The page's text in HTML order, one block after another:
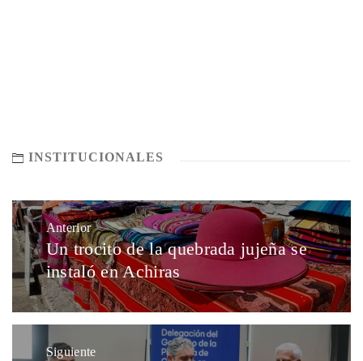
INSTITUCIONALES
Anterior
Un trocito de la quebrada jujeña se
instaló en Achiras
Siguiente